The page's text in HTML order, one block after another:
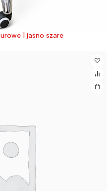
| jasno szare